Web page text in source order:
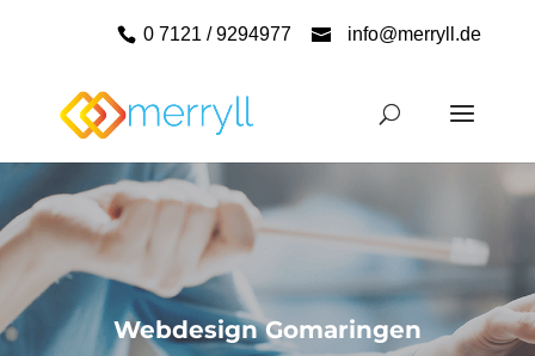
0 7121 / 9294977 info@merryll.de
Webdesign Gomaringen